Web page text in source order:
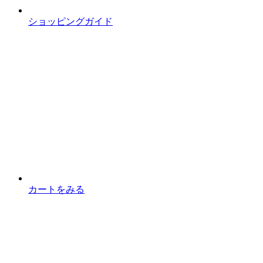
ショッピングガイド
カートをみる